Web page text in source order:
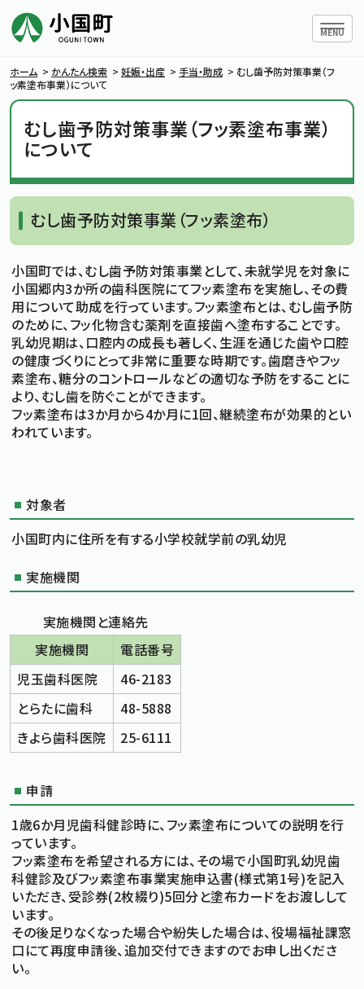
ハンバ
MENU
小国町について
暮らしの情報
行政情報
条例・規則
小国町議会
文字サイズ 標準
文字の大きさをもとの大きさに戻す
文字を大きくする
メニューを閉じる
ホーム > かんたん検索 > 妊娠・出産 > 手当・助成 > むし歯予防対策事業（フ
ッ素塗布事業）について
むし歯予防対策事業（フッ素塗布事業）
について
むし歯予防対策事業（フッ素塗布）
小国町では、むし歯予防対策事業として、未就学児を対象に
小国郷内3か所の歯科医院にてフッ素塗布を実施し、その費
用について助成を行っています。フッ素塗布とは、むし歯予防
のために、フッ化物含む薬剤を直接歯へ塗布することです。
乳幼児期は、口腔内の成長も著しく、生涯を通じた歯や口腔
の健康づくりにとって非常に重要な時期です。歯磨きやフッ
素塗布、糖分のコントロールなどの適切な予防をすることに
より、むし歯を防ぐことができます。
フッ素塗布は3か月から4か月に1回、継続塗布が効果的とい
われています。
対象者
小国町内に住所を有する小学校就学前の乳幼児
実施機関
実施機関と連絡先
実施機関
電話番号
児玉歯科医院
46-2183
とらたに歯科
48-5888
きよら歯科医院
25-6111
申請
1歳6か月児歯科健診時に、フッ素塗布についての説明を行
っています。
フッ素塗布を希望される方には、その場で小国町乳幼児歯
科健診及びフッ素塗布事業実施申込書(様式第1号)を記入
いただき、受診券(2枚綴り)5回分と塗布カードをお渡しして
います。
その後足りなくなった場合や紛失した場合は、役場福祉課窓
口にて再度申請後、追加交付できますのでお申し出くださ
い。